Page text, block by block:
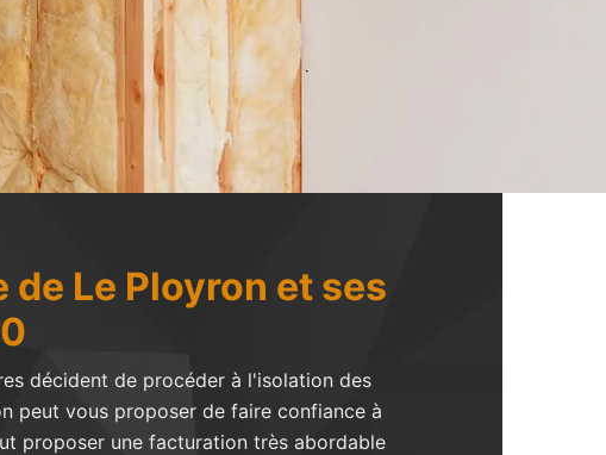
Le Ployron et ses
décident de procéder à l'isolation des
peut vous proposer de faire confiance à
proposer une facturation très abordable